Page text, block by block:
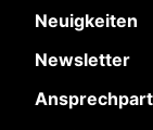
Neuigkeiten
Newsletter